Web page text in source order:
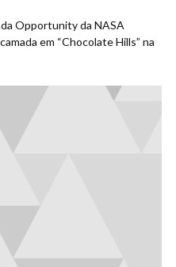
Opportunity da NASA
em “Chocolate Hills” na